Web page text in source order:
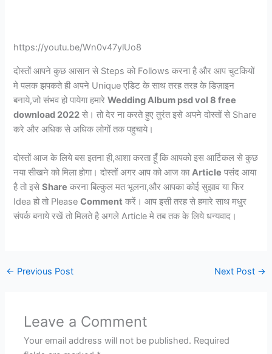
https://youtu.be/Wn0v47ylUo8
दोस्तों आपने कुछ आसान से Steps को Follows करना है और आप चुटकियों
मे पलक झपकते ही अपने Unique एडिट के साथ तरह तरह के डिज़ाइन
बनाये,जो संभव हो पायेगा हमारेWedding Album psd vol 8 free
download 2022 से। तो देर ना करते हुए तुरंत इसे अपने दोस्तों से Share
करे और अधिक से अधिक लोगों तक पहुचाये।
दोस्तों आज के लिये बस इतना ही,आशा करता हूँ कि आपको इस आर्टिकल से कुछ
नया सीखने को मिला होगा। दोस्तों अगर आप को आज काArticle पसंद आया
है तो इसेShare करना बिल्कुल मत भूलना,और आपका कोई सुझाव या फिर
Idea हो तो PleaseComment करें। आप इसी तरह से हमारे साथ मधुर
संपर्क बनाये रखें तो मिलते है अगले Article मे तब तक के लिये धन्यवाद।
← Previous Post Next Post →
Leave a Comment
Your email address will not be published. Required